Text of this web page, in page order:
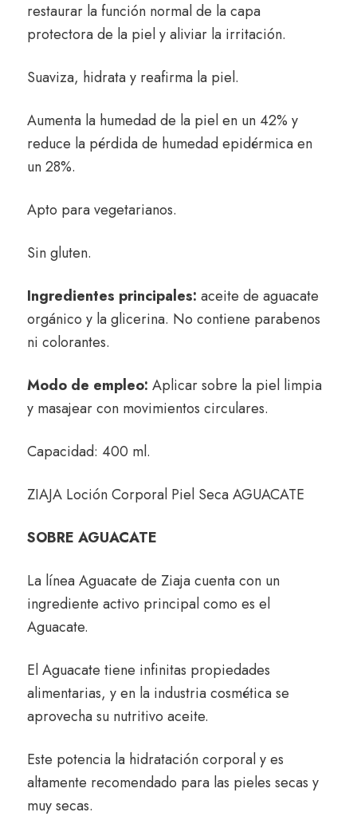
restaurar la función normal de la capa
protectora de la piel y aliviar la irritación.
Suaviza, hidrata y reafirma la piel.
Aumenta la humedad de la piel en un 42% y
reduce la pérdida de humedad epidérmica en
un 28%.
Apto para vegetarianos.
Sin gluten.
Ingredientes principales: aceite de aguacate
orgánico y la glicerina. No contiene parabenos
ni colorantes.
Modo de empleo: Aplicar sobre la piel limpia
y masajear con movimientos circulares.
Capacidad: 400 ml.
ZIAJA Loción Corporal Piel Seca AGUACATE
SOBRE AGUACATE
La línea Aguacate de Ziaja cuenta con un
ingrediente activo principal como es el
Aguacate.
El Aguacate tiene infinitas propiedades
alimentarias, y en la industria cosmética se
aprovecha su nutritivo aceite.
Este potencia la hidratación corporal y es
altamente recomendado para las pieles secas y
muy secas.